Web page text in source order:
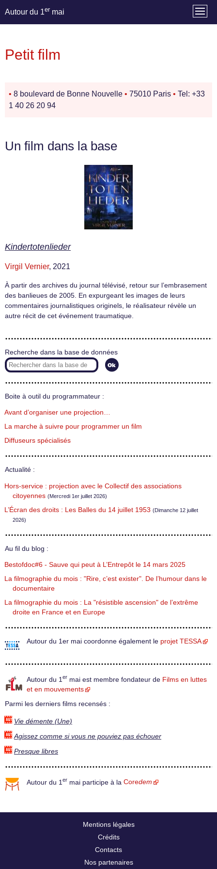
Autour du 1er mai
Petit film
• 8 boulevard de Bonne Nouvelle • 75010 Paris • Tel: +33
1 40 26 20 94
Un film dans la base
Kindertotenlieder
Virgil Vernier, 2021
À partir des archives du journal télévisé, retour sur l’embrasement
des banlieues de 2005. En expurgeant les images de leurs
commentaires journalistiques originels, le réalisateur révèle un
autre récit de cet événement traumatique.
Recherche dans la base de données
Boite à outil du programmateur :
Avant d’organiser une projection…
La marche à suivre pour programmer un film
Diffuseurs spécialisés
Actualité :
Hors-service : projection avec le Collectif des associations
citoyennes (Mercredi 1er juillet 2026)
L’Écran des droits : Les Balles du 14 juillet 1953 (Dimanche 12 juillet
2026)
Au fil du blog :
Bestofdoc#6 - Sauve qui peut à L’Entrepôt le 14 mars 2025
La filmographie du mois : "Rire, c’est exister". De l’humour dans le
documentaire
La filmographie du mois : La "résistible ascension" de l’extrême
droite en France et en Europe
Autour du 1er mai coordonne également le projet TESSA
Autour du 1 er mai est membre fondateur de Films en luttes
et en mouvements
Parmi les derniers films recensés :
Vie démente (Une)
Agissez comme si vous ne pouviez pas échouer
Presque libres
Autour du 1 er mai participe à la Coredem
Mentions légales
Crédits
Contacts
Nos partenaires